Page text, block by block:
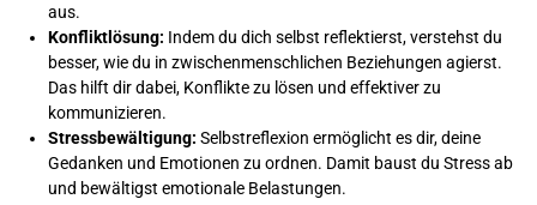
aus.
Konfliktlösung: Indem du dich selbst reflektierst, verstehst du
besser, wie du in zwischenmenschlichen Beziehungen agierst.
Das hilft dir dabei, Konflikte zu lösen und effektiver zu
kommunizieren.
Stressbewältigung: Selbstreflexion ermöglicht es dir, deine
Gedanken und Emotionen zu ordnen. Damit baust du Stress ab
und bewältigst emotionale Belastungen.